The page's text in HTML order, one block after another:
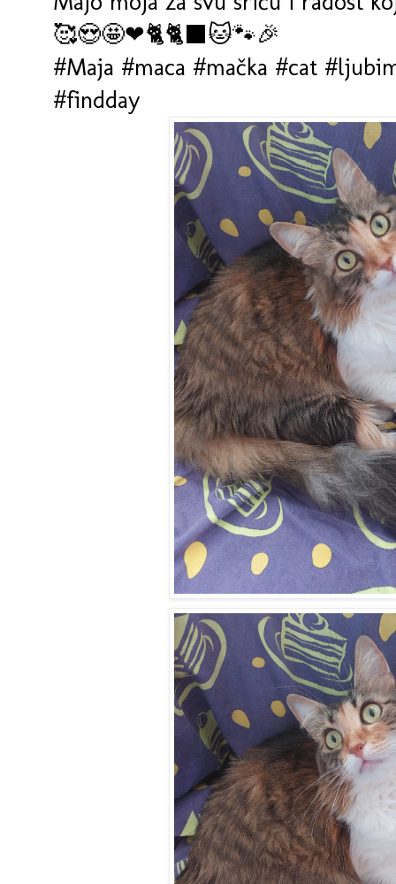
🥰😍🤩❤🐈🐈‍⬛🐱🐾🎉
#Maja #maca #mačka #cat
#findday